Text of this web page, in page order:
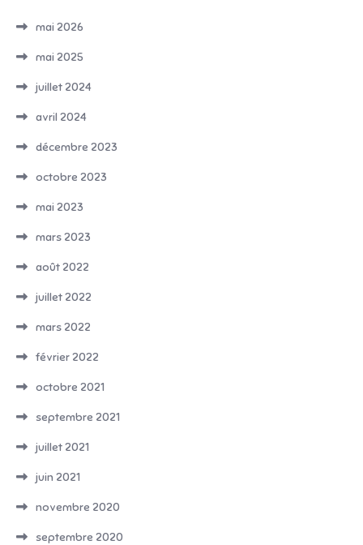
mai 2026
mai 2025
juillet 2024
avril 2024
décembre 2023
octobre 2023
mai 2023
mars 2023
août 2022
juillet 2022
mars 2022
février 2022
octobre 2021
septembre 2021
juillet 2021
juin 2021
novembre 2020
septembre 2020